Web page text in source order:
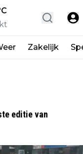
Zakelijk
editie van